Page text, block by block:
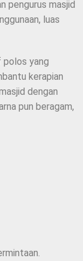
pengurus masjid
luas
polos yang
kerapian
dengan
pun beragam,